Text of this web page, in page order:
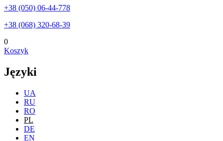
+38 (050) 06-44-778
+38 (068) 320-68-39
0
Koszyk
Języki
UA
RU
RO
PL
DE
EN